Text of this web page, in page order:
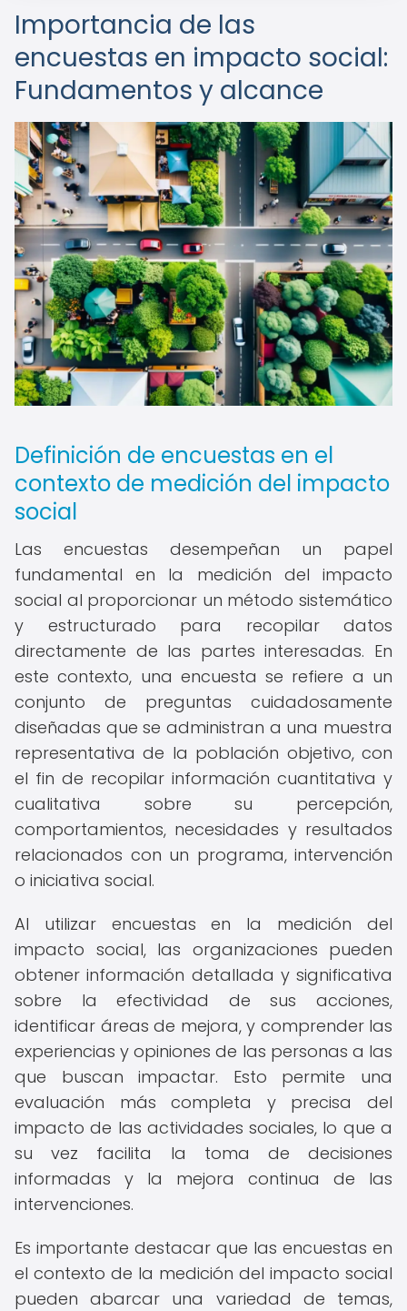
Importancia de las
encuestas en impacto social:
Fundamentos y alcance
Definición de encuestas en el
contexto de medición del impacto
social
Las encuestas desempeñan un papel
fundamental en la medición del impacto
social al proporcionar un método sistemático
y estructurado para recopilar datos
directamente de las partes interesadas. En
este contexto, una encuesta se refiere a un
conjunto de preguntas cuidadosamente
diseñadas que se administran a una muestra
representativa de la población objetivo, con
el fin de recopilar información cuantitativa y
cualitativa sobre su percepción,
comportamientos, necesidades y resultados
relacionados con un programa, intervención
o iniciativa social.
Al utilizar encuestas en la medición del
impacto social, las organizaciones pueden
obtener información detallada y significativa
sobre la efectividad de sus acciones,
identificar áreas de mejora, y comprender las
experiencias y opiniones de las personas a las
que buscan impactar. Esto permite una
evaluación más completa y precisa del
impacto de las actividades sociales, lo que a
su vez facilita la toma de decisiones
informadas y la mejora continua de las
intervenciones.
Es importante destacar que las encuestas en
el contexto de la medición del impacto social
pueden abarcar una variedad de temas,